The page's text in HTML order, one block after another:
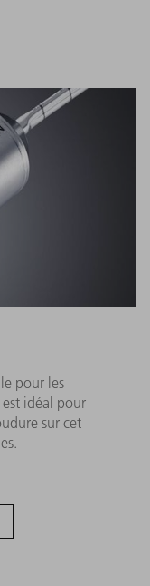
pour les
est idéal pour
sur cet